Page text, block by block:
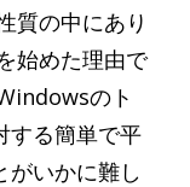
質の中にあり
始めた理由で
のト
する簡単で平
がいかに難し